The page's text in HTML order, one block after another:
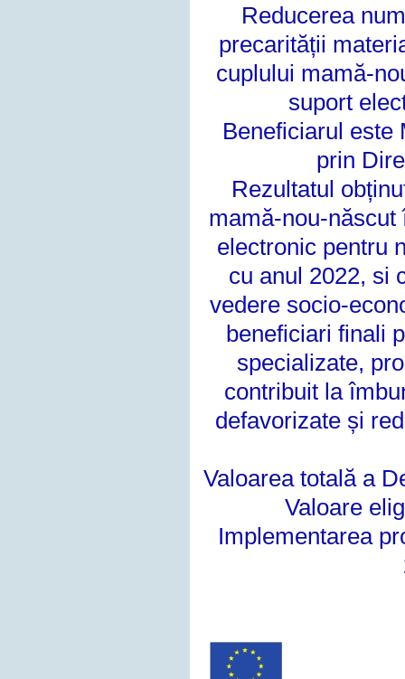
Reducerea
precarității
cuplului mamă-
suport
Beneficiarul este
prin
Rezultatul
mamă-nou-
electronic pentru
cu anul 2022, si
vedere socio-
beneficiari finali
specializate,
contribuit la
defavorizate și
Valoarea totală a
Valoare
Implementarea